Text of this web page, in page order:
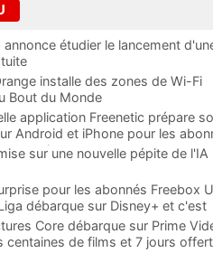
annonce étudier le lancement
installe des zones de Wi-Fi
Bout du Monde
application Freenetic prépare
Android et iPhone pour les
testez lasur une nouvelle pépite de l'IA
pour les abonnés Freebox
débarque sur Disney+ et c'est
Core débarque sur Prime
centaines de films et 7 jours